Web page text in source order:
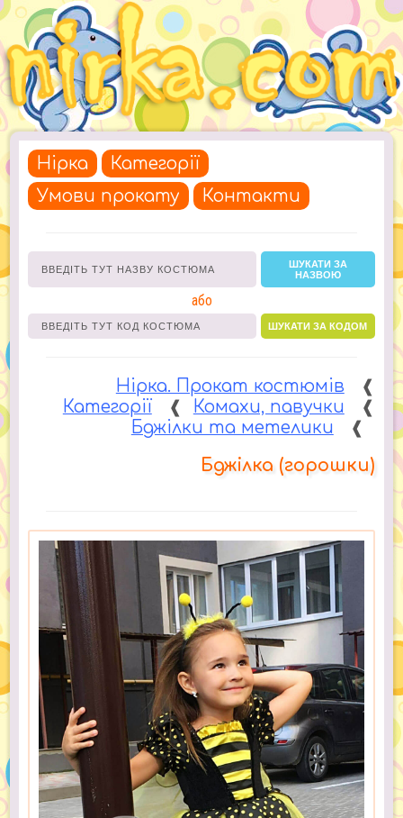
Нірка
Категорії
Умови прокату
Контакти
ШУКАТИ ЗА
НАЗВОЮ
або
ШУКАТИ ЗА КОДОМ
Нірка. Прокат костюмів ❰
Категорії ❰ Комахи, павучки ❰
Бджілки та метелики ❰
Бджілка (горошки)